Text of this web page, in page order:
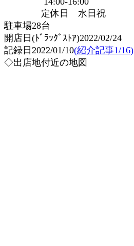
定休日 水日祝
駐車場28台
開店日(ﾄﾞﾗｯｸﾞｽﾄｱ)2022/02/24
記録日2022/01/10(紹介記事1/16)
◇出店地付近の地図